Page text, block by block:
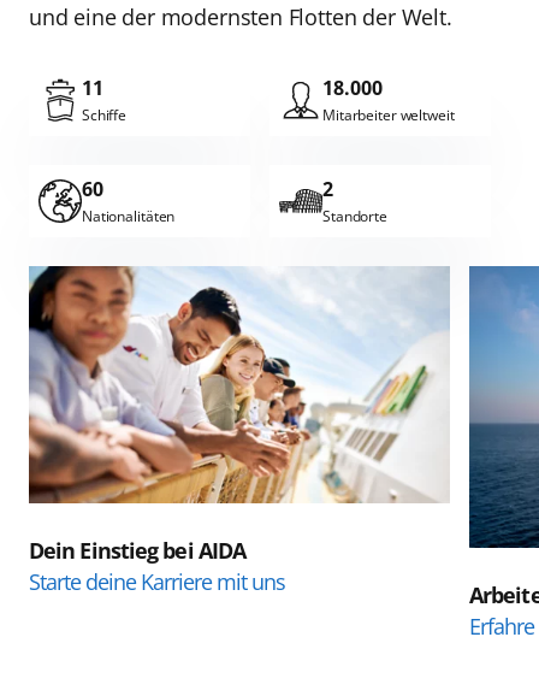
Entertainment & Onstage
Theatertechnik & Backstage
An Land
Alle
IT & Development
Yield & Transportation
Finance, Controlling & Legal
und eine der modernsten Flotten der Welt.
Schiffe
11
Mitarbeiter weltweit
18.000
Nationalitäten
60
Standorte
2
Dein Einstieg bei AIDA
Starte deine Karriere mit uns